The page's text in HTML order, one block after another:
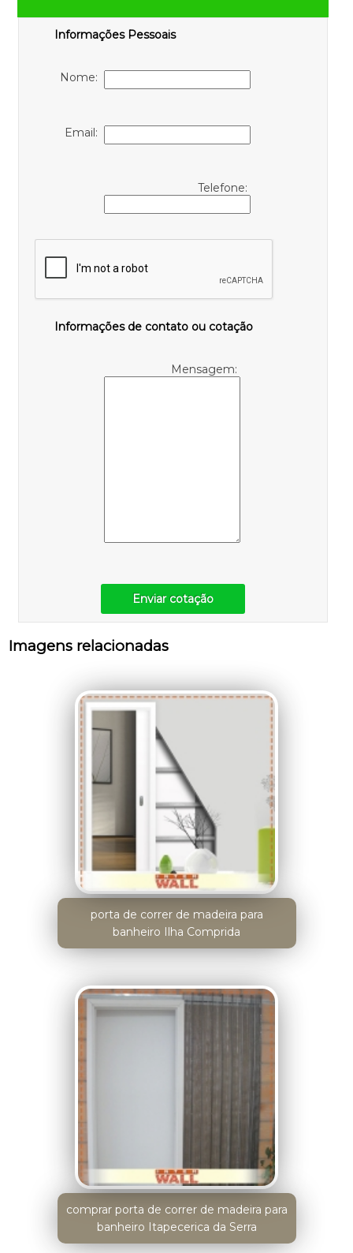
Informações Pessoais
Nome:
Email:
Telefone:
Informações de contato ou cotação
Mensagem:
Enviar cotação
Imagens relacionadas
porta de correr de madeira para
banheiro Ilha Comprida
comprar porta de correr de madeira para
banheiro Itapecerica da Serra